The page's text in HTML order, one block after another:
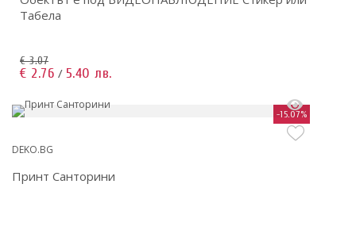
Табела
€ 3.07
€ 2.76 / 5.40 лв.
-15.07%
DEKO.BG
Принт Санторини